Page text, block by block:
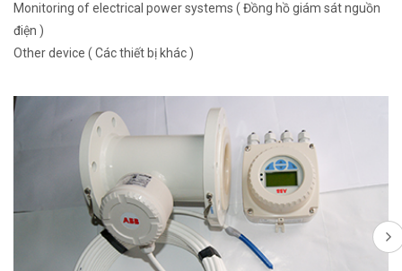
Monitoring of electrical power systems ( Đồng hồ giám sát nguồn
điện )
Other device ( Các thiết bị khác )